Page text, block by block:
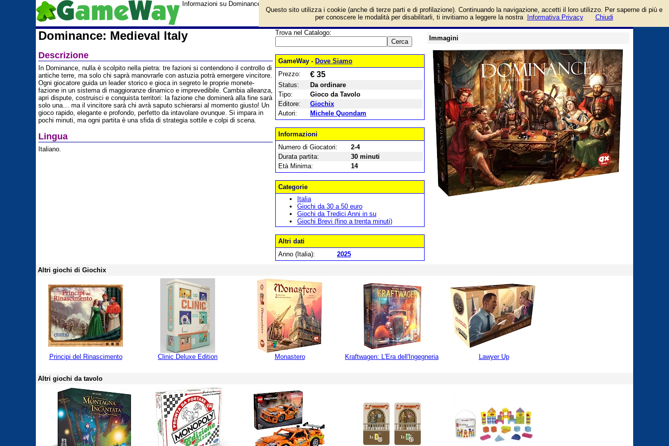
guida
Informazioni su Dominance: Medieval Italy e prezzo di vendita. Prodotto da Giochix
Dominance: Medieval Italy
Descrizione
In Dominance, nulla è scolpito nella pietra: tre fazioni si contendono il controllo di
antiche terre, ma solo chi saprà manovrarle con astuzia potrà emergere vincitore.
Ogni giocatore guida un leader storico e gioca in segreto le proprie monete-
fazione in un sistema di maggioranze dinamico e imprevedibile. Cambia alleanza,
apri dispute, costruisci e conquista territori: la fazione che dominerà alla fine sarà
solo una… ma il vincitore sarà chi avrà saputo schierarsi al momento giusto! Un
gioco rapido, elegante e profondo, perfetto da intavolare ovunque. Si impara in
pochi minuti, ma ogni partita è una sfida di strategia sottile e colpi di scena.
Lingua
Italiano.
Trova nel Catalogo:
GameWay - Dove Siamo
Prezzo:
€ 35
Status:
Da ordinare
Tipo:
Gioco da Tavolo
Editore:
Giochix
Autori:
Michele Quondam
Informazioni
Numero di Giocatori:
2-4
Durata partita:
30 minuti
Età Minima:
14
Categorie
Italia
Giochi da 30 a 50 euro
Giochi da Tredici Anni in su
Giochi Brevi (fino a trenta minuti)
Altri dati
Anno (Italia):
2025
Immagini
Altri giochi di Giochix
Principi del Rinascimento Clinic Deluxe Edition Monastero Kraftwagen: L'Era dell'Ingegneria Lawyer Up
Altri giochi da tavolo
Questo sito utilizza i cookie (anche di terze parti e di profilazione). Continuando la navigazione, accetti il loro utilizzo. Per saperne di più e
per conoscere le modalità per disabilitarli, ti invitiamo a leggere la nostra
Informativa Privacy Chiudi